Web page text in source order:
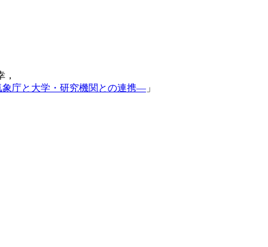
，
象庁と大学・研究機関との連携― 」